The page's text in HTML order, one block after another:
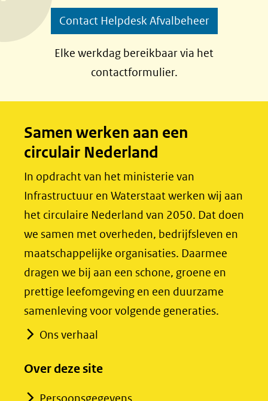
p
F
b
o
k
(opent
nieuw
naar
een
andere
website)
p
L
e
I
n
(opent
nieuw
naar
een
andere
website)
Contact Helpdesk Afvalbeheer
Elke werkdag bereikbaar via het
contactformulier.
Samen werken aan een
circulair Nederland
In opdracht van het ministerie van
Infrastructuur en Waterstaat werken wij aan
het circulaire Nederland van 2050. Dat doen
we samen met overheden, bedrijfsleven en
maatschappelijke organisaties. Daarmee
dragen we bij aan een schone, groene en
prettige leefomgeving en een duurzame
samenleving voor volgende generaties.
Ons verhaal
Over deze site